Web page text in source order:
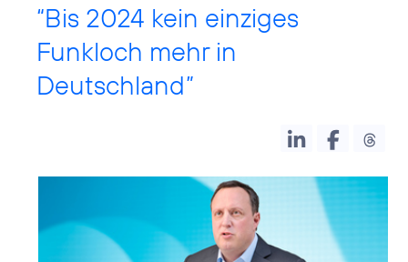
“Bis 2024 kein einziges
Funkloch mehr in
Deutschland”